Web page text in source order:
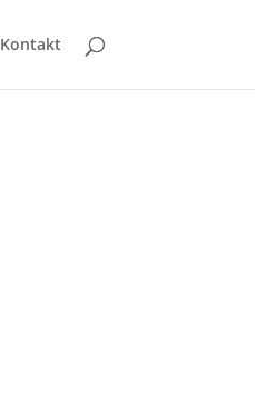
Kontakt